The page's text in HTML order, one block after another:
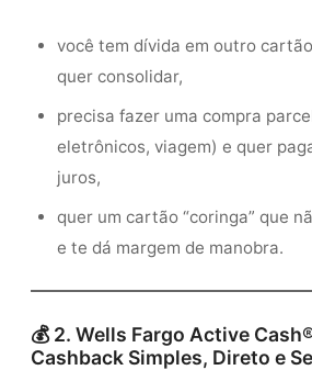
você tem dívida em outro
quer consolidar,
precisa fazer uma compra
eletrônicos, viagem) e quer
juros,
quer um cartão “coringa” que
e te dá margem de manobra.
💰 2. Wells Fargo Active
Cashback Simples, Direto e